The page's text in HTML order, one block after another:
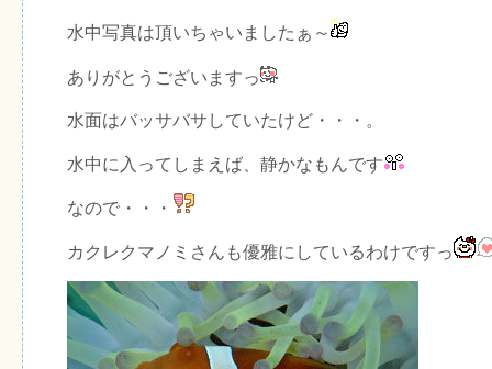
水中写真は頂いちゃいましたぁ～
ありがとうございますっ
水面はバッサバサしていたけど・・・。
水中に入ってしまえば、静かなもんです
なので・・・
カクレクマノミさんも優雅にしているわけですっ